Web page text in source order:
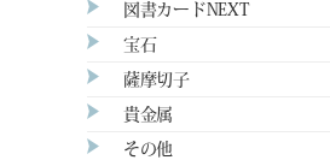
図書カードNEXT
宝石
薩摩切子
貴金属
その他